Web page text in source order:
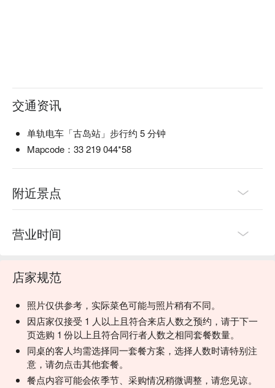
交通资讯
单轨电车「古岛站」步行约 5 分钟
Mapcode：33 219 044*58
附近景点
营业时间
店家规范
照片仅供参考，实际菜色可能与照片稍有不同。
因店家仅接受 1 人以上且符合来店人数之预约，请于下一
页选购 1 份以上且符合同行者人数之相同套餐数量。
同桌的客人均需选择同一套餐方案，选择人数时请特别注
意，请勿点击其他套餐。
餐点内容可能会依季节、采购情况稍微调整，请您见谅。